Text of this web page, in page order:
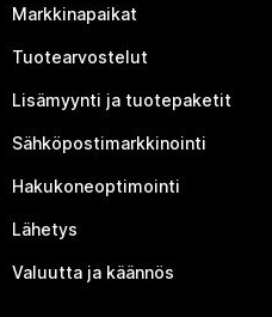
Markkinapaikat
Tuotearvostelut
Lisämyynti ja tuotepaketit
Sähköpostimarkkinointi
Hakukoneoptimointi
Lähetys
Valuutta ja käännös